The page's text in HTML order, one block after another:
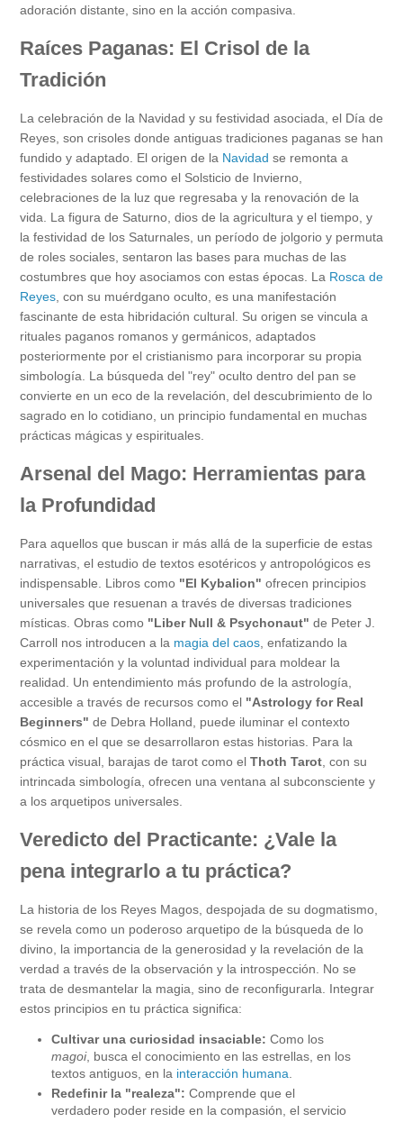
adoración distante, sino en la acción compasiva.
Raíces Paganas: El Crisol de la
Tradición
La celebración de la Navidad y su festividad asociada, el Día de
Reyes, son crisoles donde antiguas tradiciones paganas se han
fundido y adaptado. El origen de la Navidad se remonta a
festividades solares como el Solsticio de Invierno,
celebraciones de la luz que regresaba y la renovación de la
vida. La figura de Saturno, dios de la agricultura y el tiempo, y
la festividad de los Saturnales, un período de jolgorio y permuta
de roles sociales, sentaron las bases para muchas de las
costumbres que hoy asociamos con estas épocas. La Rosca de
Reyes , con su muérdgano oculto, es una manifestación
fascinante de esta hibridación cultural. Su origen se vincula a
rituales paganos romanos y germánicos, adaptados
posteriormente por el cristianismo para incorporar su propia
simbología. La búsqueda del "rey" oculto dentro del pan se
convierte en un eco de la revelación, del descubrimiento de lo
sagrado en lo cotidiano, un principio fundamental en muchas
prácticas mágicas y espirituales.
Arsenal del Mago: Herramientas para
la Profundidad
Para aquellos que buscan ir más allá de la superficie de estas
narrativas, el estudio de textos esotéricos y antropológicos es
indispensable. Libros como "El Kybalion" ofrecen principios
universales que resuenan a través de diversas tradiciones
místicas. Obras como "Liber Null & Psychonaut" de Peter J.
Carroll nos introducen a la magia del caos , enfatizando la
experimentación y la voluntad individual para moldear la
realidad. Un entendimiento más profundo de la astrología,
accesible a través de recursos como el "Astrology for Real
Beginners" de Debra Holland, puede iluminar el contexto
cósmico en el que se desarrollaron estas historias. Para la
práctica visual, barajas de tarot como el Thoth Tarot , con su
intrincada simbología, ofrecen una ventana al subconsciente y
a los arquetipos universales.
Veredicto del Practicante: ¿Vale la
pena integrarlo a tu práctica?
La historia de los Reyes Magos, despojada de su dogmatismo,
se revela como un poderoso arquetipo de la búsqueda de lo
divino, la importancia de la generosidad y la revelación de la
verdad a través de la observación y la introspección. No se
trata de desmantelar la magia, sino de reconfigurarla. Integrar
estos principios en tu práctica significa:
Cultivar una curiosidad insaciable: Como los
magoi, busca el conocimiento en las estrellas, en los
textos antiguos, en la interacción humana
Redefinir la "realeza": Comprende que el
verdadero poder reside en la compasión, el servicio